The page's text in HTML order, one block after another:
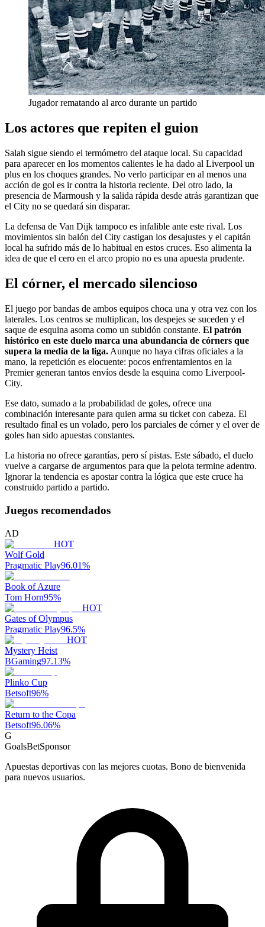
Jugador rematando al arco durante un partido
Los actores que repiten el guion
Salah sigue siendo el termómetro del ataque local. Su capacidad
para aparecer en los momentos calientes le ha dado al Liverpool un
plus en los choques grandes. No verlo participar en al menos una
acción de gol es ir contra la historia reciente. Del otro lado, la
presencia de Marmoush y la salida rápida desde atrás garantizan que
el City no se quedará sin disparar.
La defensa de Van Dijk tampoco es infalible ante este rival. Los
movimientos sin balón del City castigan los desajustes y el capitán
local ha sufrido más de lo habitual en estos cruces. Eso alimenta la
idea de que el cero en el arco propio no es una apuesta prudente.
El córner, el mercado silencioso
El juego por bandas de ambos equipos choca una y otra vez con los
laterales. Los centros se multiplican, los despejes se suceden y el
saque de esquina asoma como un subidón constante. El patrón
histórico en este duelo marca una abundancia de córners que
supera la media de la liga. Aunque no haya cifras oficiales a la
mano, la repetición es elocuente: pocos enfrentamientos en la
Premier generan tantos envíos desde la esquina como Liverpool-
City.
Ese dato, sumado a la probabilidad de goles, ofrece una
combinación interesante para quien arma su ticket con cabeza. El
resultado final es un volado, pero los parciales de córner y el over de
goles han sido apuestas constantes.
La historia no ofrece garantías, pero sí pistas. Este sábado, el duelo
vuelve a cargarse de argumentos para que la pelota termine adentro.
Ignorar la tendencia es apostar contra la lógica que este cruce ha
construido partido a partido.
Juegos recomendados
AD
HOT
Wolf Gold
Pragmatic Play96.01%
Book of Azure
Tom Horn95%
HOT
Gates of Olympus
Pragmatic Play96.5%
HOT
Mystery Heist
BGaming97.13%
Plinko Cup
Betsoft96%
Return to the Copa
Betsoft96.06%
G
GoalsBetSponsor
Apuestas deportivas con las mejores cuotas. Bono de bienvenida
para nuevos usuarios.